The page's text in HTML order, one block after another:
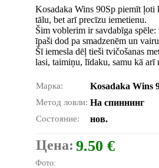
Kosadaka Wins 90Sp piemīt ļoti
tālu, bet arī precīzu iemetienu.
Šim voblerim ir savdabīga
īpaši dod pa smadzenēm un
Šī iemesla dēļ tieši tvičošanas
lasi, taimiņu, līdaku, samu kā arī
Марка: Kosadaka Wins
Метод ловли: На спиннинг
Состояние: нов.
Цена: 9.50 €
Фото: